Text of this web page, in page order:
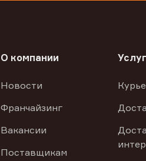
О компании
Новости
Франчайзинг
Вакансии
Поставщикам